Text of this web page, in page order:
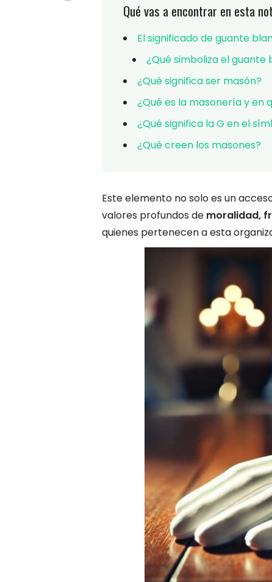
Qué vas a encontrar en esta
El significado de guante
¿Qué simboliza el guante
¿Qué significa ser masón?
¿Qué es la masonería y en
¿Qué significa la G en el
¿Qué creen los masones?
Este elemento no solo es un
valores profundos de moralidad,
quienes pertenecen a esta